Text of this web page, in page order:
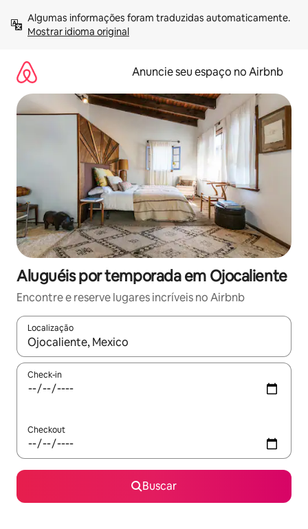
para
Mostrar idioma original
Anuncie seu espaço no Airbnb
Aluguéis por temporada em Ojocaliente
Encontre e reserve lugares incríveis no Airbnb
Localização
Quando os resultados estiverem disponíveis, explore-os
Check-in
Checkout
Buscar